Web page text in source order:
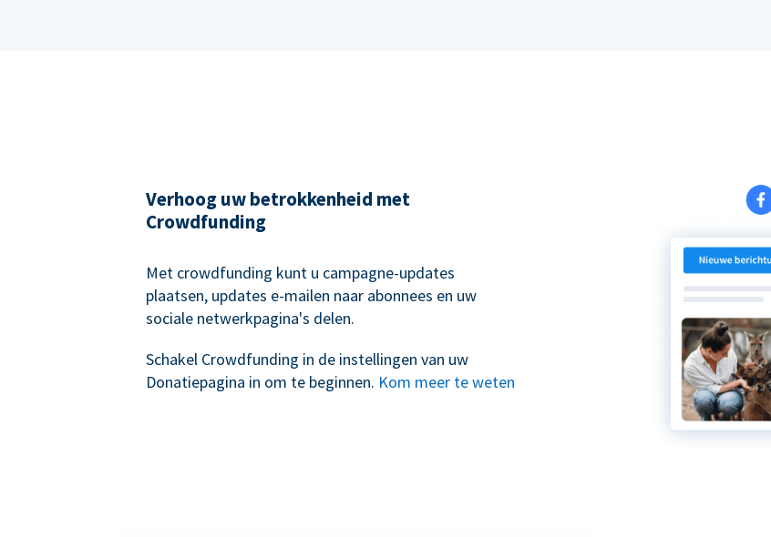
Verhoog uw betrokkenheid met
Crowdfunding
Met crowdfunding kunt u campagne-updates
plaatsen, updates e-mailen naar abonnees en uw
sociale netwerkpagina's delen.
Schakel Crowdfunding in de instellingen van uw
Donatiepagina in om te beginnen. Kom meer te weten